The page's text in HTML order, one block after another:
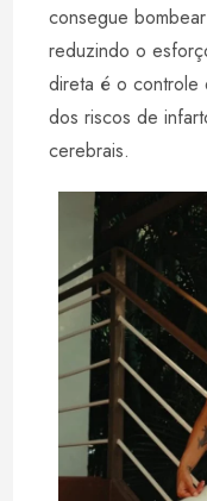
consegue
reduzindo o
direta é o controle
dos riscos de
cerebrais.